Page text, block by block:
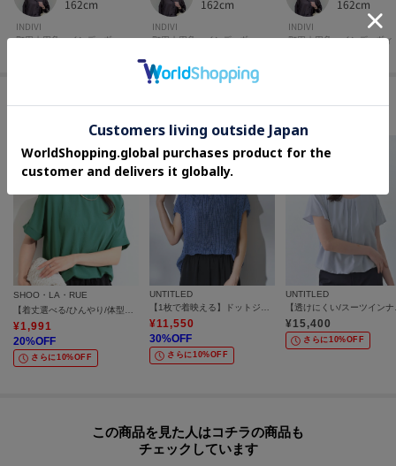
162cm
INDIVI
町田小田急 インディヴィ
162cm
INDIVI
町田小田急 インディヴィ
162cm
INDIVI
町田小田急 インディヴィ
このアイテムに似ているアイテム
SHOO・LA・RUE
【着丈選べる/ひんやり/体型カバー】洗濯後しわになりにくい さらっと快適ドルマントップス
¥1,991
20%OFF
さらに10%OFF
UNTITLED
【1枚で着映える】ドットジャガードブラウス
¥11,550
30%OFF
さらに10%OFF
UNTITLED
【透
¥15,400
さらに10%OFF
この商品を見た人はコチラの商品も
チェックしています